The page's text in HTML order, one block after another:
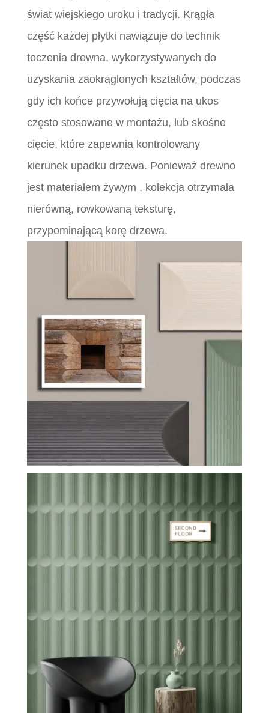
świat wiejskiego uroku i tradycji. Krągła
część każdej płytki nawiązuje do technik
toczenia drewna, wykorzystywanych do
uzyskania zaokrąglonych kształtów, podczas
gdy ich końce przywołują cięcia na ukos
często stosowane w montażu, lub skośne
cięcie, które zapewnia kontrolowany
kierunek upadku drzewa. Ponieważ drewno
jest materiałem żywym , kolekcja otrzymała
nierówną, rowkowaną teksturę,
przypominającą korę drzewa.